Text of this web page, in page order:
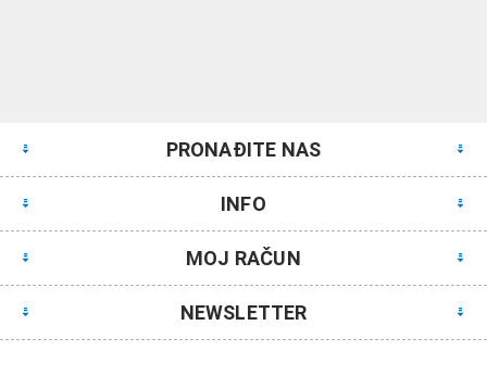
PRONAĐITE NAS
INFO
MOJ RAČUN
NEWSLETTER